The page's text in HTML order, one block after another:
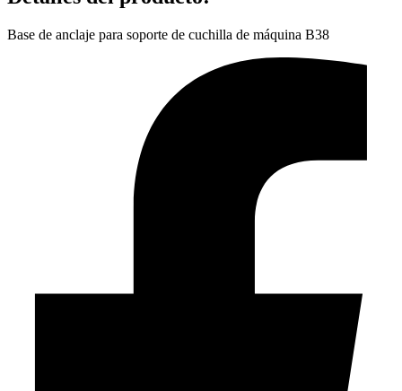
Base de anclaje para soporte de cuchilla de máquina B38